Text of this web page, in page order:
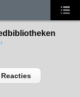
Reacties